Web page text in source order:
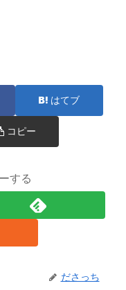
はてブ
コピー
する
ださっち